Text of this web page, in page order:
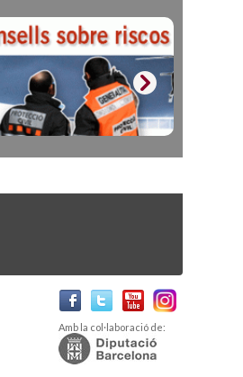
Amb la col·laboració de: